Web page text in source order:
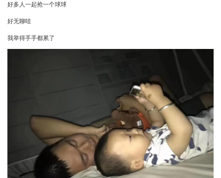
好多人一起抢一个球球
好无聊哇
我举得手手都累了